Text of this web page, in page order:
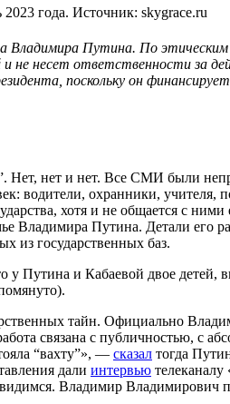
года. Источник: skygrace.ru
Путина. По
несет ответственности за
поскольку он
Нет, нет и нет. Все СМИ были
водители, охранники,
хотя и не общается с ними
Владимира Путина. Детали его
из государственных баз.
у Путина и Кабаевой двое детей,
тайн. Официально
связана с публичностью, с
“вахту”», — сказал тогда
дали интервью
Владимир